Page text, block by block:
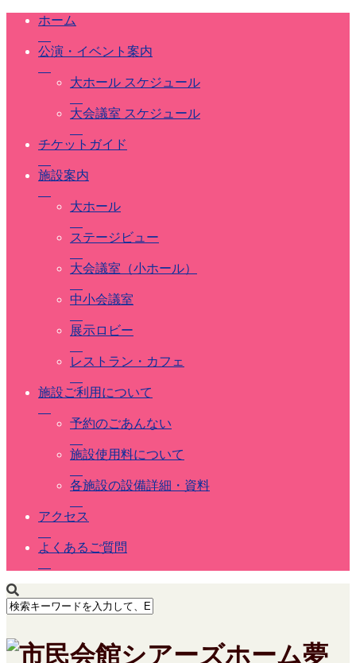
ホーム
公演・イベント案内
大ホール スケジュール
大会議室 スケジュール
チケットガイド
施設案内
大ホール
ステージビュー
大会議室（小ホール）
中小会議室
展示ロビー
レストラン・カフェ
施設ご利用について
予約のごあんない
施設使用料について
各施設の設備詳細・資料
アクセス
よくあるご質問